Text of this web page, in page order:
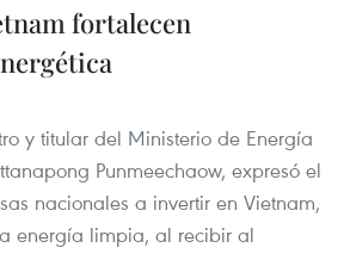
fortalecen
y titular del Ministerio de Energía
Punmeechaow, expresó el
nacionales a invertir en Vietnam,
energía limpia, al recibir al